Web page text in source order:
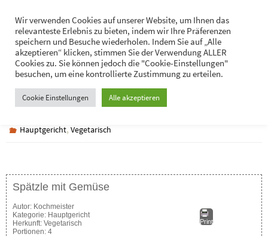
Inhalt
springen
Hans-Jürgen Lukaschik
Persönliches
Spätzle mit Gemüse
Hauptgericht,Vegetarisch
Spätzle mit Gemüse
Print
Autor: Kochmeister
Kategorie: Hauptgericht
Herkunft: Vegetarisch
Portionen: 4
Wir verwenden Cookies auf unserer Website, um Ihnen das
relevanteste Erlebnis zu bieten, indem wir Ihre Präferenzen
speichern und Besuche wiederholen. Indem Sie auf „Alle
akzeptieren“ klicken, stimmen Sie der Verwendung ALLER
Cookies zu. Sie können jedoch die "Cookie-Einstellungen"
besuchen, um eine kontrollierte Zustimmung zu erteilen.
Cookie Einstellungen Alle akzeptieren